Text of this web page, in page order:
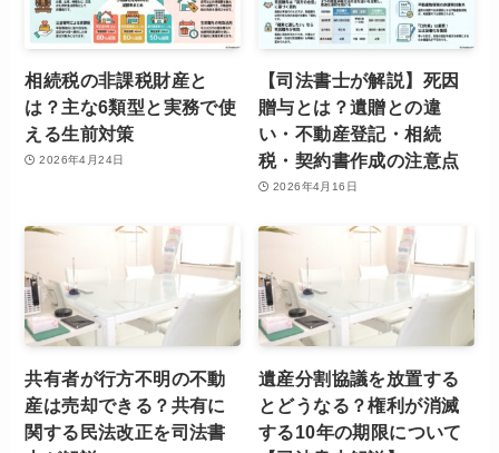
相続税の非課税財産と
は？主な6類型と実務で使
える生前対策
2026年4月24日
【司法書士が解説】死因
贈与とは？遺贈との違
い・不動産登記・相続
税・契約書作成の注意点
2026年4月16日
共有者が行方不明の不動
産は売却できる？共有に
関する民法改正を司法書
遺産分割協議を放置する
とどうなる？権利が消滅
する10年の期限について